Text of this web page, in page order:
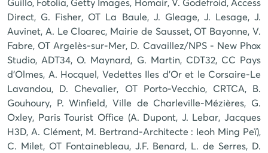
Direct, G. Fisher, OT La Baule, J. Gleage, J. Lesage, J.
Auvinet, A. Le Cloarec, Mairie de Sausset, OT Bayonne, V.
Fabre, OT Argelès-sur-Mer, D. Cavaillez/NPS - New Phox
Studio, ADT34, O. Maynard, G. Martin, CDT32, CC Pays
d'Olmes, A. Hocquel, Vedettes Iles d'Or et le Corsaire-Le
Lavandou, D. Chevalier, OT Porto-Vecchio, CRTCA, B.
Gouhoury, P. Winfield, Ville de Charleville-Mézières, G.
Oxley, Paris Tourist Office (A. Dupont, J. Lebar, Jacques
H3D, A. Clément, M. Bertrand-Architecte : Ieoh Ming Peï),
C. Milet, OT Fontainebleau, J.F. Benard, L. de Serres, D.